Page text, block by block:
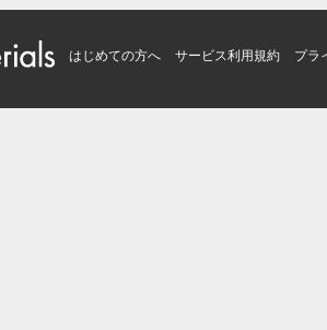
はじめての方へ サービス利用規約 プラ